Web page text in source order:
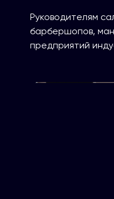
Руководителям
барбершопов,
предприятий